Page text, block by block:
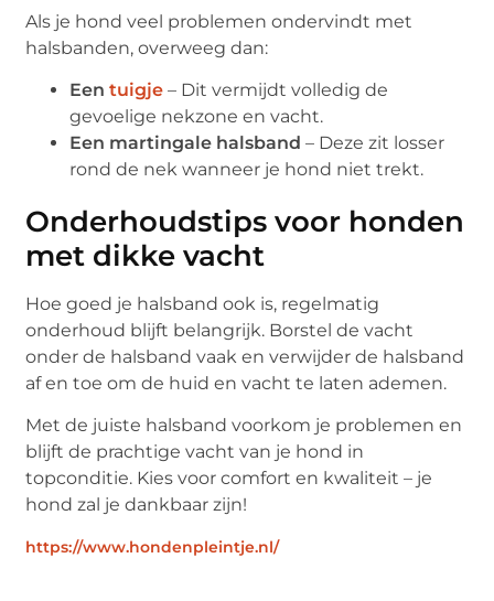
Als je hond veel problemen ondervindt met
halsbanden, overweeg dan:
Eentuigje – Dit vermijdt volledig de
gevoelige nekzone en vacht.
Een martingale halsband – Deze zit losser
rond de nek wanneer je hond niet trekt.
Onderhoudstips voor honden
met dikke vacht
Hoe goed je halsband ook is, regelmatig
onderhoud blijft belangrijk. Borstel de vacht
onder de halsband vaak en verwijder de halsband
af en toe om de huid en vacht te laten ademen.
Met de juiste halsband voorkom je problemen en
blijft de prachtige vacht van je hond in
topconditie. Kies voor comfort en kwaliteit – je
hond zal je dankbaar zijn!
https://www.hondenpleintje.nl/